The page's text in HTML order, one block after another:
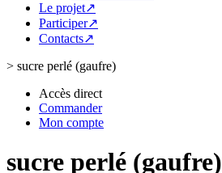
Le projet↗
Participer↗
Contacts↗
> sucre perlé (gaufre)
Accès direct
Commander
Mon compte
sucre perlé (gaufre)